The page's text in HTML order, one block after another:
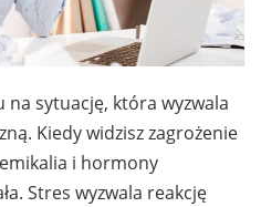
sytuację, która wyzwala
Kiedy widzisz zagrożenie
i hormony
Stres wyzwala reakcję